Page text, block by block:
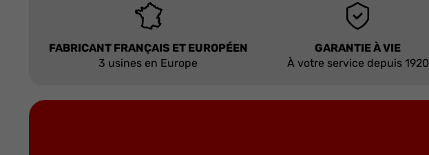
FABRICANT FRANÇAIS ET EUROPÉEN
3 usines en Europe
GARANTIE À VIE
À votre service depuis 1920